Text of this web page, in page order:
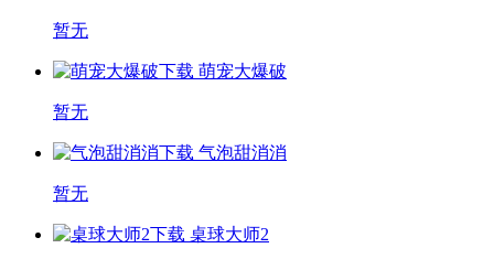
暂无
萌宠大爆破
暂无
气泡甜消消
暂无
桌球大师2